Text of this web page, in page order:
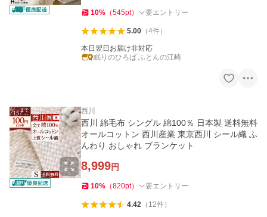
10% （545pt） 要エントリー
5.00（4件）
本日翌日お届け非対応
眠りのひろば ふとんの江崎
西川
西川 綿毛布 シングル 綿100％ 日本製 送料無料
オールコットン 西川産業 東京西川 シール織 ふ
んわり おしゃれ ブランケット
8,999円
10% （820pt） 要エントリー
4.42（ 12件）